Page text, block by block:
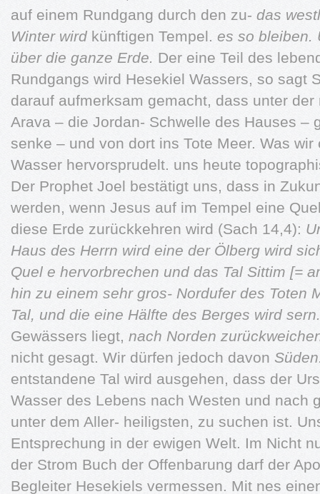
auf einem Rundgang durch den zu- das
Winter wird künftigen Tempel. es so bleiben.
über die ganze Erde. Der eine Teil des
Rundgangs wird Hesekiel Wassers, so sagt
darauf aufmerksam gemacht, dass unter
Arava – die Jordan- Schwelle des Hauses –
senke – und von dort ins Tote Meer. Was
Wasser hervorsprudelt. uns heute
Der Prophet Joel bestätigt uns, dass in
werden, wenn Jesus auf im Tempel eine
diese Erde zurückkehren wird (Sach 14,4):
Haus des Herrn wird eine der Ölberg wird
Quel e hervorbrechen und das Tal Sittim [=
hin zu einem sehr gros- Nordufer des Toten
Tal, und die eine Hälfte des Berges wird
Gewässers liegt, nach Norden
nicht gesagt. Wir dürfen jedoch davon
entstandene Tal wird ausgehen, dass der
Wasser des Lebens nach Westen und nach
unter dem Aller- heiligsten, zu suchen ist.
Entsprechung in der ewigen Welt. Im Nicht
der Strom Buch der Offenbarung darf der
Begleiter Hesekiels vermessen. Mit nes